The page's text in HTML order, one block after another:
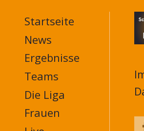
MAIN
NAVIGATION
FOOTER
Startseite
News
Ergebnisse
Teams
Die Liga
Frauen